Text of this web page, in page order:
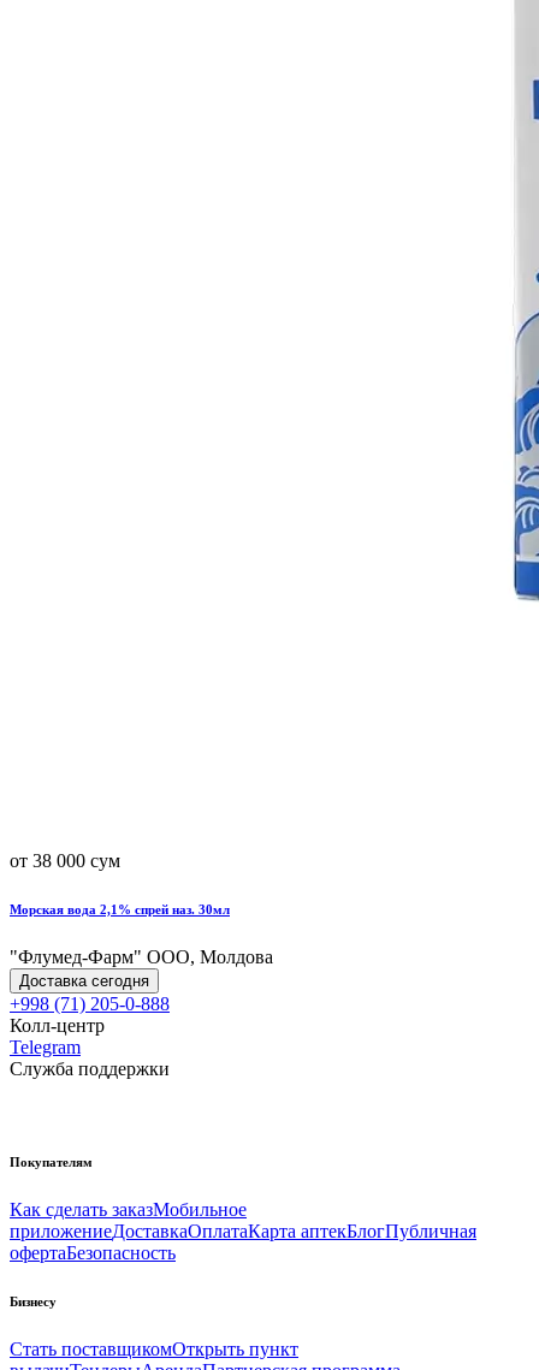
от 38 000 сум
Морская вода 2,1% спрей наз. 30мл
"Флумед-Фарм" ООО, Молдова
Доставка сегодня
+998 (71) 205-0-888
Колл-центр
Telegram
Служба поддержки
Покупателям
Как сделать заказМобильное
приложениеДоставкаОплатаКарта аптекБлогПубличная
офертаБезопасность
Бизнесу
Стать поставщикомОткрыть пункт